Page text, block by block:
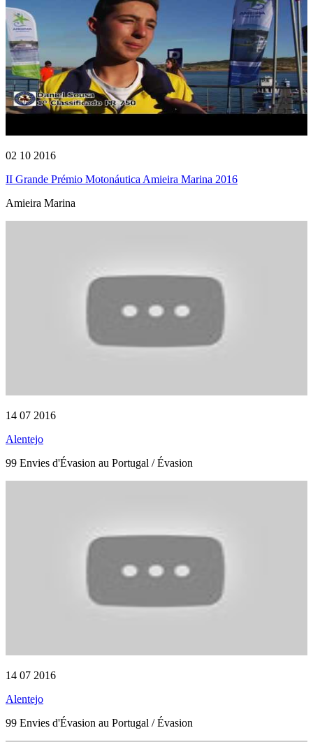
02 10 2016
II Grande Prémio Motonáutica Amieira Marina 2016
Amieira Marina
14 07 2016
Alentejo
99 Envies d'Évasion au Portugal / Évasion
14 07 2016
Alentejo
99 Envies d'Évasion au Portugal / Évasion